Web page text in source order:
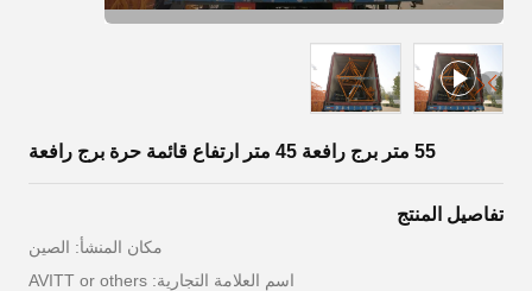
55 متر برج رافعة 45 متر ارتفاع قائمة حرة برج رافعة
تفاصيل المنتج
مكان المنشأ: الصين
اسم العلامة التجارية: AVITT or others